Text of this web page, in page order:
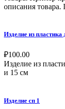
описания товара.
Изделие из пластика
₽100.00
Изделие из
и 15 см
Изделие сп 1